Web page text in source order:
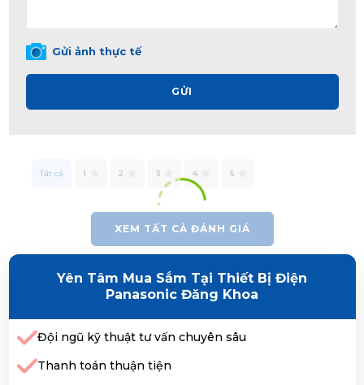
Gửi ảnh thực tế
GỬI
Tất cả 1 2 3 4 5
XEM TẤT CẢ ĐÁNH GIÁ
Yên Tâm Mua Sắm Tại Thiết Bị Điện
Panasonic Đăng Khoa
Đội ngũ kỹ thuật tư vấn chuyên sâu
Thanh toán thuận tiện